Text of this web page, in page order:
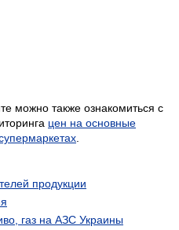
можно также ознакомиться с
цен на основные
продукции
газ на АЗС Украины